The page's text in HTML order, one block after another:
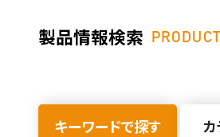
製品情報検索
キーワードで探す